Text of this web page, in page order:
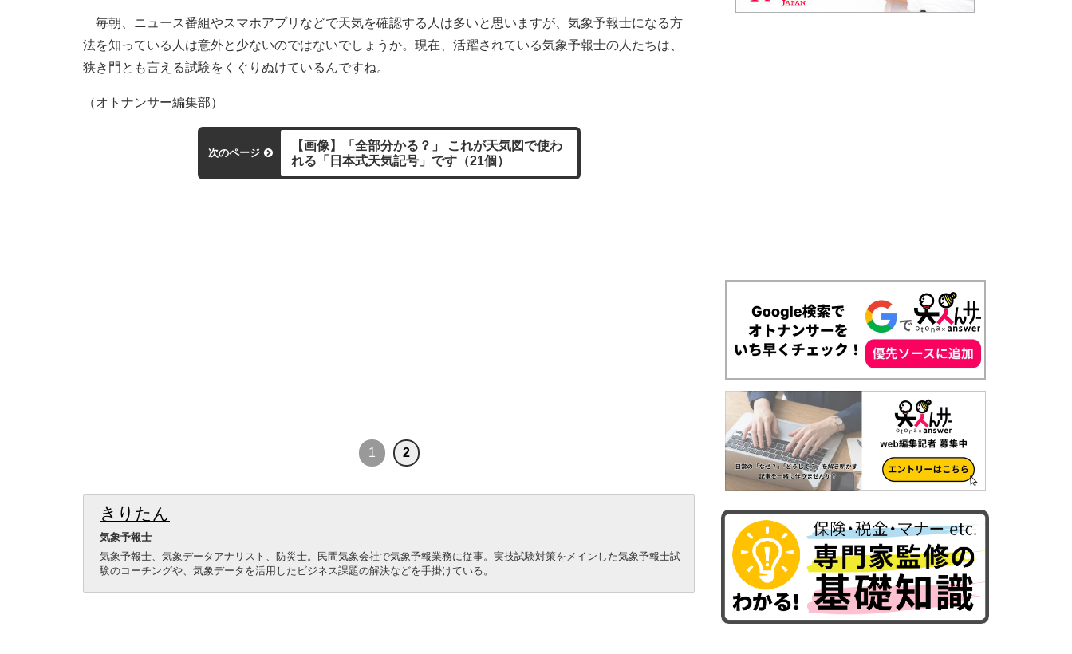
毎朝、ニュース番組やスマホアプリなどで天気を確認する人は多いと思いますが、気象予報士になる方
法を知っている人は意外と少ないのではないでしょうか。現在、活躍されている気象予報士の人たちは、
狭き門とも言える試験をくぐりぬけているんですね。
（オトナンサー編集部）
次のページ
【画像】「全部分かる？」 これが天気図で使わ
れる「日本式天気記号」です（21個）
1 2
きりたん
気象予報士
気象予報士、気象データアナリスト、防災士。民間気象会社で気象予報業務に従事。実技試験対策をメインした気象予報士試
験のコーチングや、気象データを活用したビジネス課題の解決などを手掛けている。